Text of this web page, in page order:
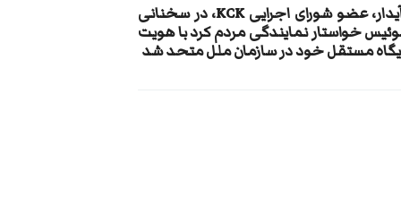
زبیر آیدار، عضو شورای اجرایی KCK، در سخنانی
خواستار نمایندگی مردم کرد با هویت
مستقل خود در سازمان ملل متحد شد